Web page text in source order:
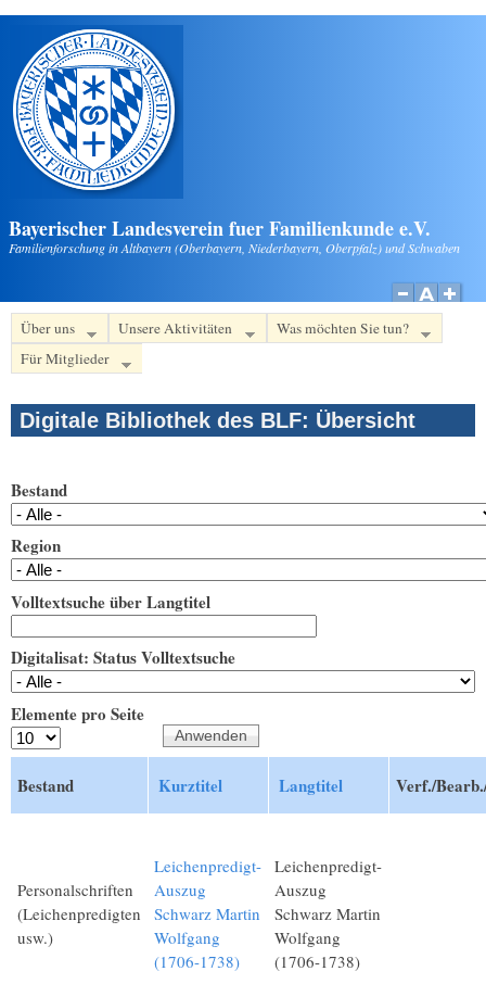
Direkt zum Inhalt
Bayerischer Landesverein fuer Familienkunde e.V.
Familienforschung in Altbayern (Oberbayern, Niederbayern, Oberpfalz) und Schwaben
Über uns Unsere Aktivitäten
Was möchten Sie tun?
Für Mitglieder
Digitale Bibliothek des BLF: Übersicht
Bestand
Region
Volltextsuche über Langtitel
Digitalisat: Status Volltextsuche
Elemente pro Seite
Bestand Kurztitel Langtitel Verf./
Personalschriften
(Leichenpredigten
usw.)
Leichenpredigt-
Auszug
Schwarz Martin
Wolfgang
(1706-1738)
Leichenpredigt-
Auszug
Schwarz Martin
Wolfgang
(1706-1738)